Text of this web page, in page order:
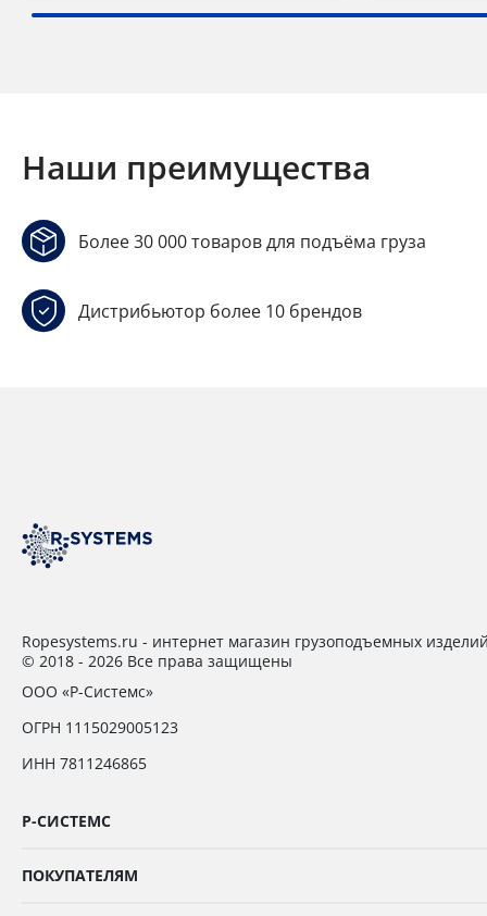
Наши преимущества
Более 30 000 товаров для подъёма груза
Дистрибьютор более 10 брендов
Ropesystems.ru - интернет магазин грузоподъемных
© 2018 - 2026 Все права защищены
ООО «Р-Системс»
ОГРН 1115029005123
ИНН 7811246865
Р-СИСТЕМС
ПОКУПАТЕЛЯМ